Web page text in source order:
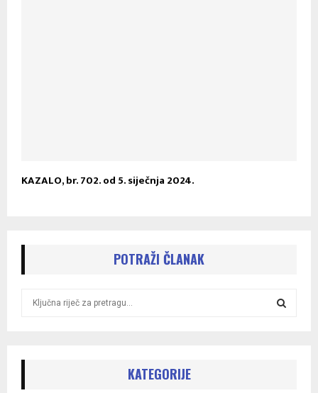
KAZALO, br. 702. od 5. siječnja 2024.
POTRAŽI ČLANAK
KATEGORIJE